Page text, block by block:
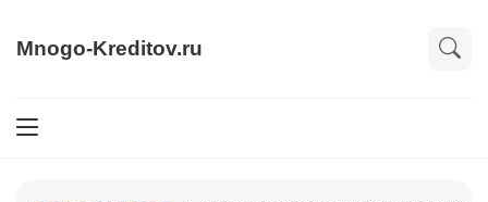
Mnogo-Kreditov.ru